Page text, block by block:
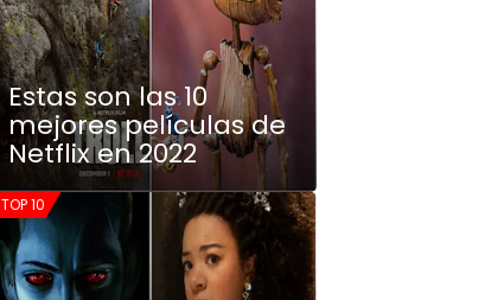
Estas son las 10
mejores películas de
Netflix en 2022
TOP 10